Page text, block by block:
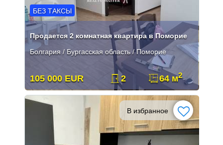
БЕЗ ТАКСЫ
Продается 2 комнатная квартира в Поморие
Болгария / Бургасская область / Поморие
105 000 EUR 2 64 м2
В избранное